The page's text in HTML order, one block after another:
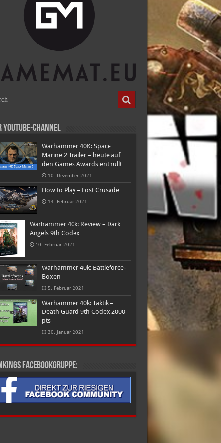
Youtube-Channel
Warhammer 40K: Space
Marine 2 Trailer – heute auf
den Games Awards enthüllt
10. Dezember 2021
How to Play – Lost Crusade
14. Februar 2021
Warhammer 40k: Review – Dark
Angels 9th Codex
10. Februar 2021
Warhammer 40k: Battleforce-
Boxen
5. Februar 2021
Warhammer 40k: Taktik –
Death Guard 9th Codex 2000
pts
30. Januar 2021
Facebookgruppe: